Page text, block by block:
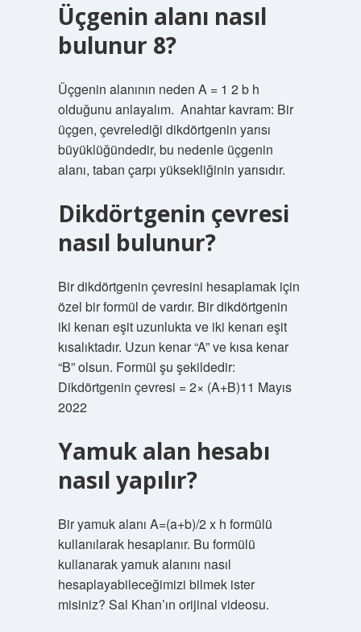
Üçgenin alanı nasıl
bulunur 8?
Üçgenin alanının neden A = 1 2 b h
olduğunu anlayalım. ‍ Anahtar kavram: Bir
üçgen, çevrelediği dikdörtgenin yarısı
büyüklüğündedir, bu nedenle üçgenin
alanı, taban çarpı yüksekliğinin yarısıdır.
Dikdörtgenin çevresi
nasıl bulunur?
Bir dikdörtgenin çevresini hesaplamak için
özel bir formül de vardır. Bir dikdörtgenin
iki kenarı eşit uzunlukta ve iki kenarı eşit
kısalıktadır. Uzun kenar “A” ve kısa kenar
“B” olsun. Formül şu şekildedir:
Dikdörtgenin çevresi = 2× (A+B)11 Mayıs
2022
Yamuk alan hesabı
nasıl yapılır?
Bir yamuk alanı A=(a+b)/2 x h formülü
kullanılarak hesaplanır. Bu formülü
kullanarak yamuk alanını nasıl
hesaplayabileceğimizi bilmek ister
misiniz? Sal Khan’ın orijinal videosu.